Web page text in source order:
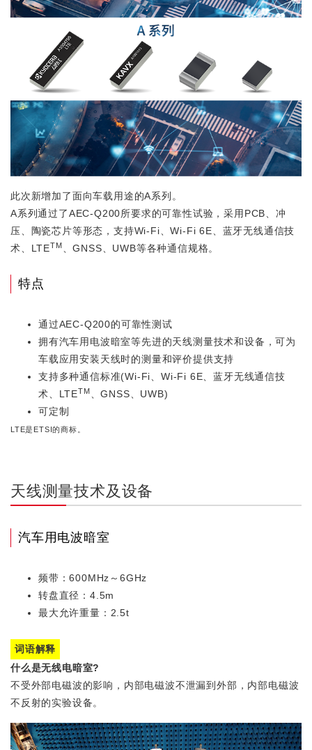
此次新增加了面向车载用途的A系列。
A系列通过了AEC-Q200所要求的可靠性试验，采用PCB、冲
压、陶瓷芯片等形态，支持Wi-Fi、Wi-Fi 6E、蓝牙无线通信技
术、LTETM 、GNSS、UWB等各种通信规格。
特点
通过AEC-Q200的可靠性测试
拥有汽车用电波暗室等先进的天线测量技术和设备，可为
车载应用安装天线时的测量和评价提供支持
支持多种通信标准(Wi-Fi、Wi-Fi 6E、蓝牙无线通信技
术、LTETM
、GNSS、UWB)
可定制
LTE是ETSI的商标。
天线测量技术及设备
汽车用电波暗室
频带：600MHz～6GHz
转盘直径：4.5m
最大允许重量：2.5t
词语解释
什么是无线电暗室?
不受外部电磁波的影响，内部电磁波不泄漏到外部，内部电磁波
不反射的实验设备。